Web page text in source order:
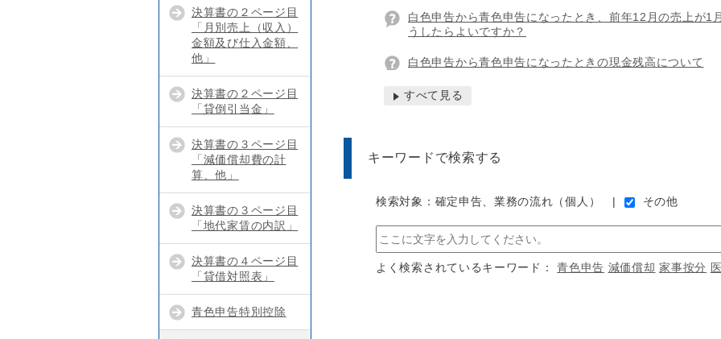
白色申告から青色申告になったとき、前年12月の売上が1
うしたらよいですか？
白色申告から青色申告になったときの現金残高について
すべて見る
キーワードで検索する
検索対象：確定申告、業務の流れ（個人） その他
よく検索されているキーワード：青色申告 減価償却 家事按分
決算書の２ページ目
「月別売上（収入）
金額及び仕入金額、
他」
決算書の２ページ目
「貸倒引当金」
決算書の３ページ目
「減価償却費の計
算、他」
決算書の３ページ目
「地代家賃の内訳」
決算書の４ページ目
「貸借対照表」
青色申告特別控除